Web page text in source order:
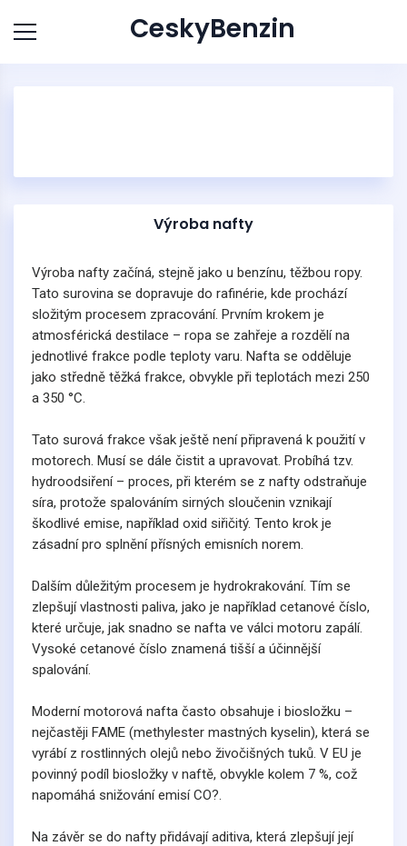
CeskyBenzin
Výroba nafty
Výroba nafty začíná, stejně jako u benzínu, těžbou ropy.
Tato surovina se dopravuje do rafinérie, kde prochází
složitým procesem zpracování. Prvním krokem je
atmosférická destilace – ropa se zahřeje a rozdělí na
jednotlivé frakce podle teploty varu. Nafta se odděluje
jako středně těžká frakce, obvykle při teplotách mezi 250
a 350 °C.
Tato surová frakce však ještě není připravená k použití v
motorech. Musí se dále čistit a upravovat. Probíhá tzv.
hydroodsiření – proces, při kterém se z nafty odstraňuje
síra, protože spalováním sirných sloučenin vznikají
škodlivé emise, například oxid siřičitý. Tento krok je
zásadní pro splnění přísných emisních norem.
Dalším důležitým procesem je hydrokrakování. Tím se
zlepšují vlastnosti paliva, jako je například cetanové číslo,
které určuje, jak snadno se nafta ve válci motoru zapálí.
Vysoké cetanové číslo znamená tišší a účinnější
spalování.
Moderní motorová nafta často obsahuje i biosložku –
nejčastěji FAME (methylester mastných kyselin), která se
vyrábí z rostlinných olejů nebo živočišných tuků. V EU je
povinný podíl biosložky v naftě, obvykle kolem 7 %, což
napomáhá snižování emisí CO?.
Na závěr se do nafty přidávají aditiva, která zlepšují její